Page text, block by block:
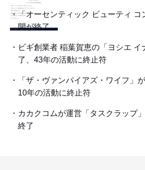
「オーセンティック ビューティ コ
開が終了
ビギ創業者 稲葉賀恵の「ヨシエ イ
了、43年の活動に終止符
「ザ・ヴァンパイアズ・ワイフ」
10年の活動に終止符
カカクコムが運営「タスクラップ
終了